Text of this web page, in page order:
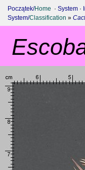
Początek/Home ·System ·
System/Classification »